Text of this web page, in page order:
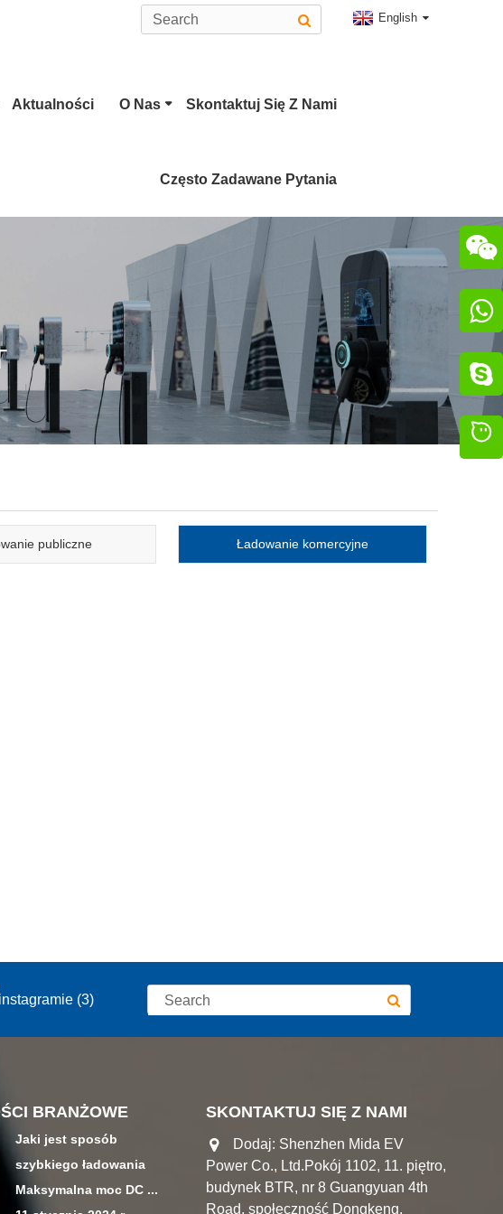
English
Aktualności O Nas Skontaktuj Się Z Nami
Często Zadawane Pytania
publiczne Ładowanie komercyjne
BRANŻOWE
Jaki jest sposób
szybkiego ładowania
Maksymalna moc DC ...
SKONTAKTUJ SIĘ Z NAMI
Dodaj: Shenzhen Mida EV
Power Co., Ltd.Pokój 1102, 11. piętro,
budynek BTR, nr 8 Guangyuan 4th
Road, społeczność Dongkeng,


